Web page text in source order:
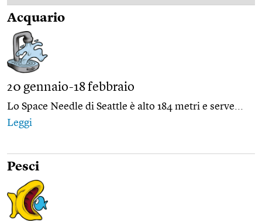
Acquario
20 gennaio-18 febbraio
Lo Space Needle di Seattle è alto 184 metri e serve...
Leggi
Pesci